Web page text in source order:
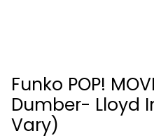
Funko POP!
Dumber- Lloyd
Vary)